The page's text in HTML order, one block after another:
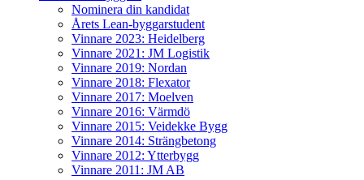
Nominera din kandidat
Årets Lean-byggarstudent
Vinnare 2023: Heidelberg
Vinnare 2021: JM Logistik
Vinnare 2019: Nordan
Vinnare 2018: Flexator
Vinnare 2017: Moelven
Vinnare 2016: Värmdö
Vinnare 2015: Veidekke Bygg
Vinnare 2014: Strängbetong
Vinnare 2012: Ytterbygg
Vinnare 2011: JM AB